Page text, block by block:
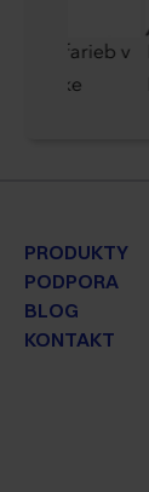
6 farieb v
krabičke
PRODUKTY
PODPORA
BLOG
KONTAKT